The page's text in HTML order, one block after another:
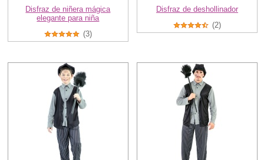
Disfraz de niñera mágica
elegante para niña
(3)
Disfraz de deshollinador
(2)